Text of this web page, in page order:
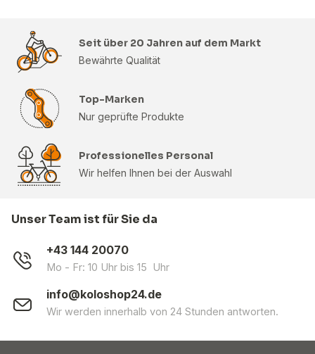
Seit über 20 Jahren auf dem Markt
Bewährte Qualität
Top-Marken
Nur geprüfte Produkte
Professionelles Personal
Wir helfen Ihnen bei der Auswahl
Unser Team ist für Sie da
+43 144 20070
Mo - Fr: 10 Uhr bis 15 Uhr
info@koloshop24.de
Wir werden innerhalb von 24 Stunden antworten.